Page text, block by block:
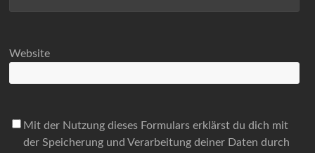
Website
Mit der Nutzung dieses Formulars erklärst du dich mit
der Speicherung und Verarbeitung deiner Daten durch